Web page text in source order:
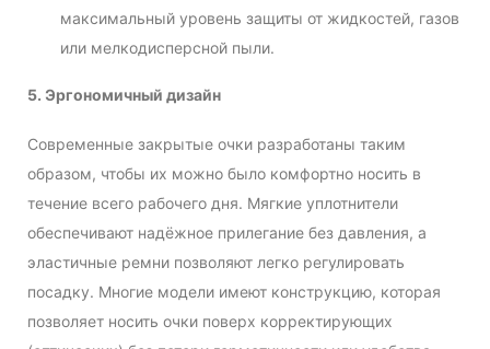
максимальный уровень защиты от жидкостей, газов
или мелкодисперсной пыли.
5. Эргономичный дизайн
Современные закрытые очки разработаны таким
образом, чтобы их можно было комфортно носить в
течение всего рабочего дня. Мягкие уплотнители
обеспечивают надёжное прилегание без давления, а
эластичные ремни позволяют легко регулировать
посадку. Многие модели имеют конструкцию, которая
позволяет носить очки поверх корректирующих